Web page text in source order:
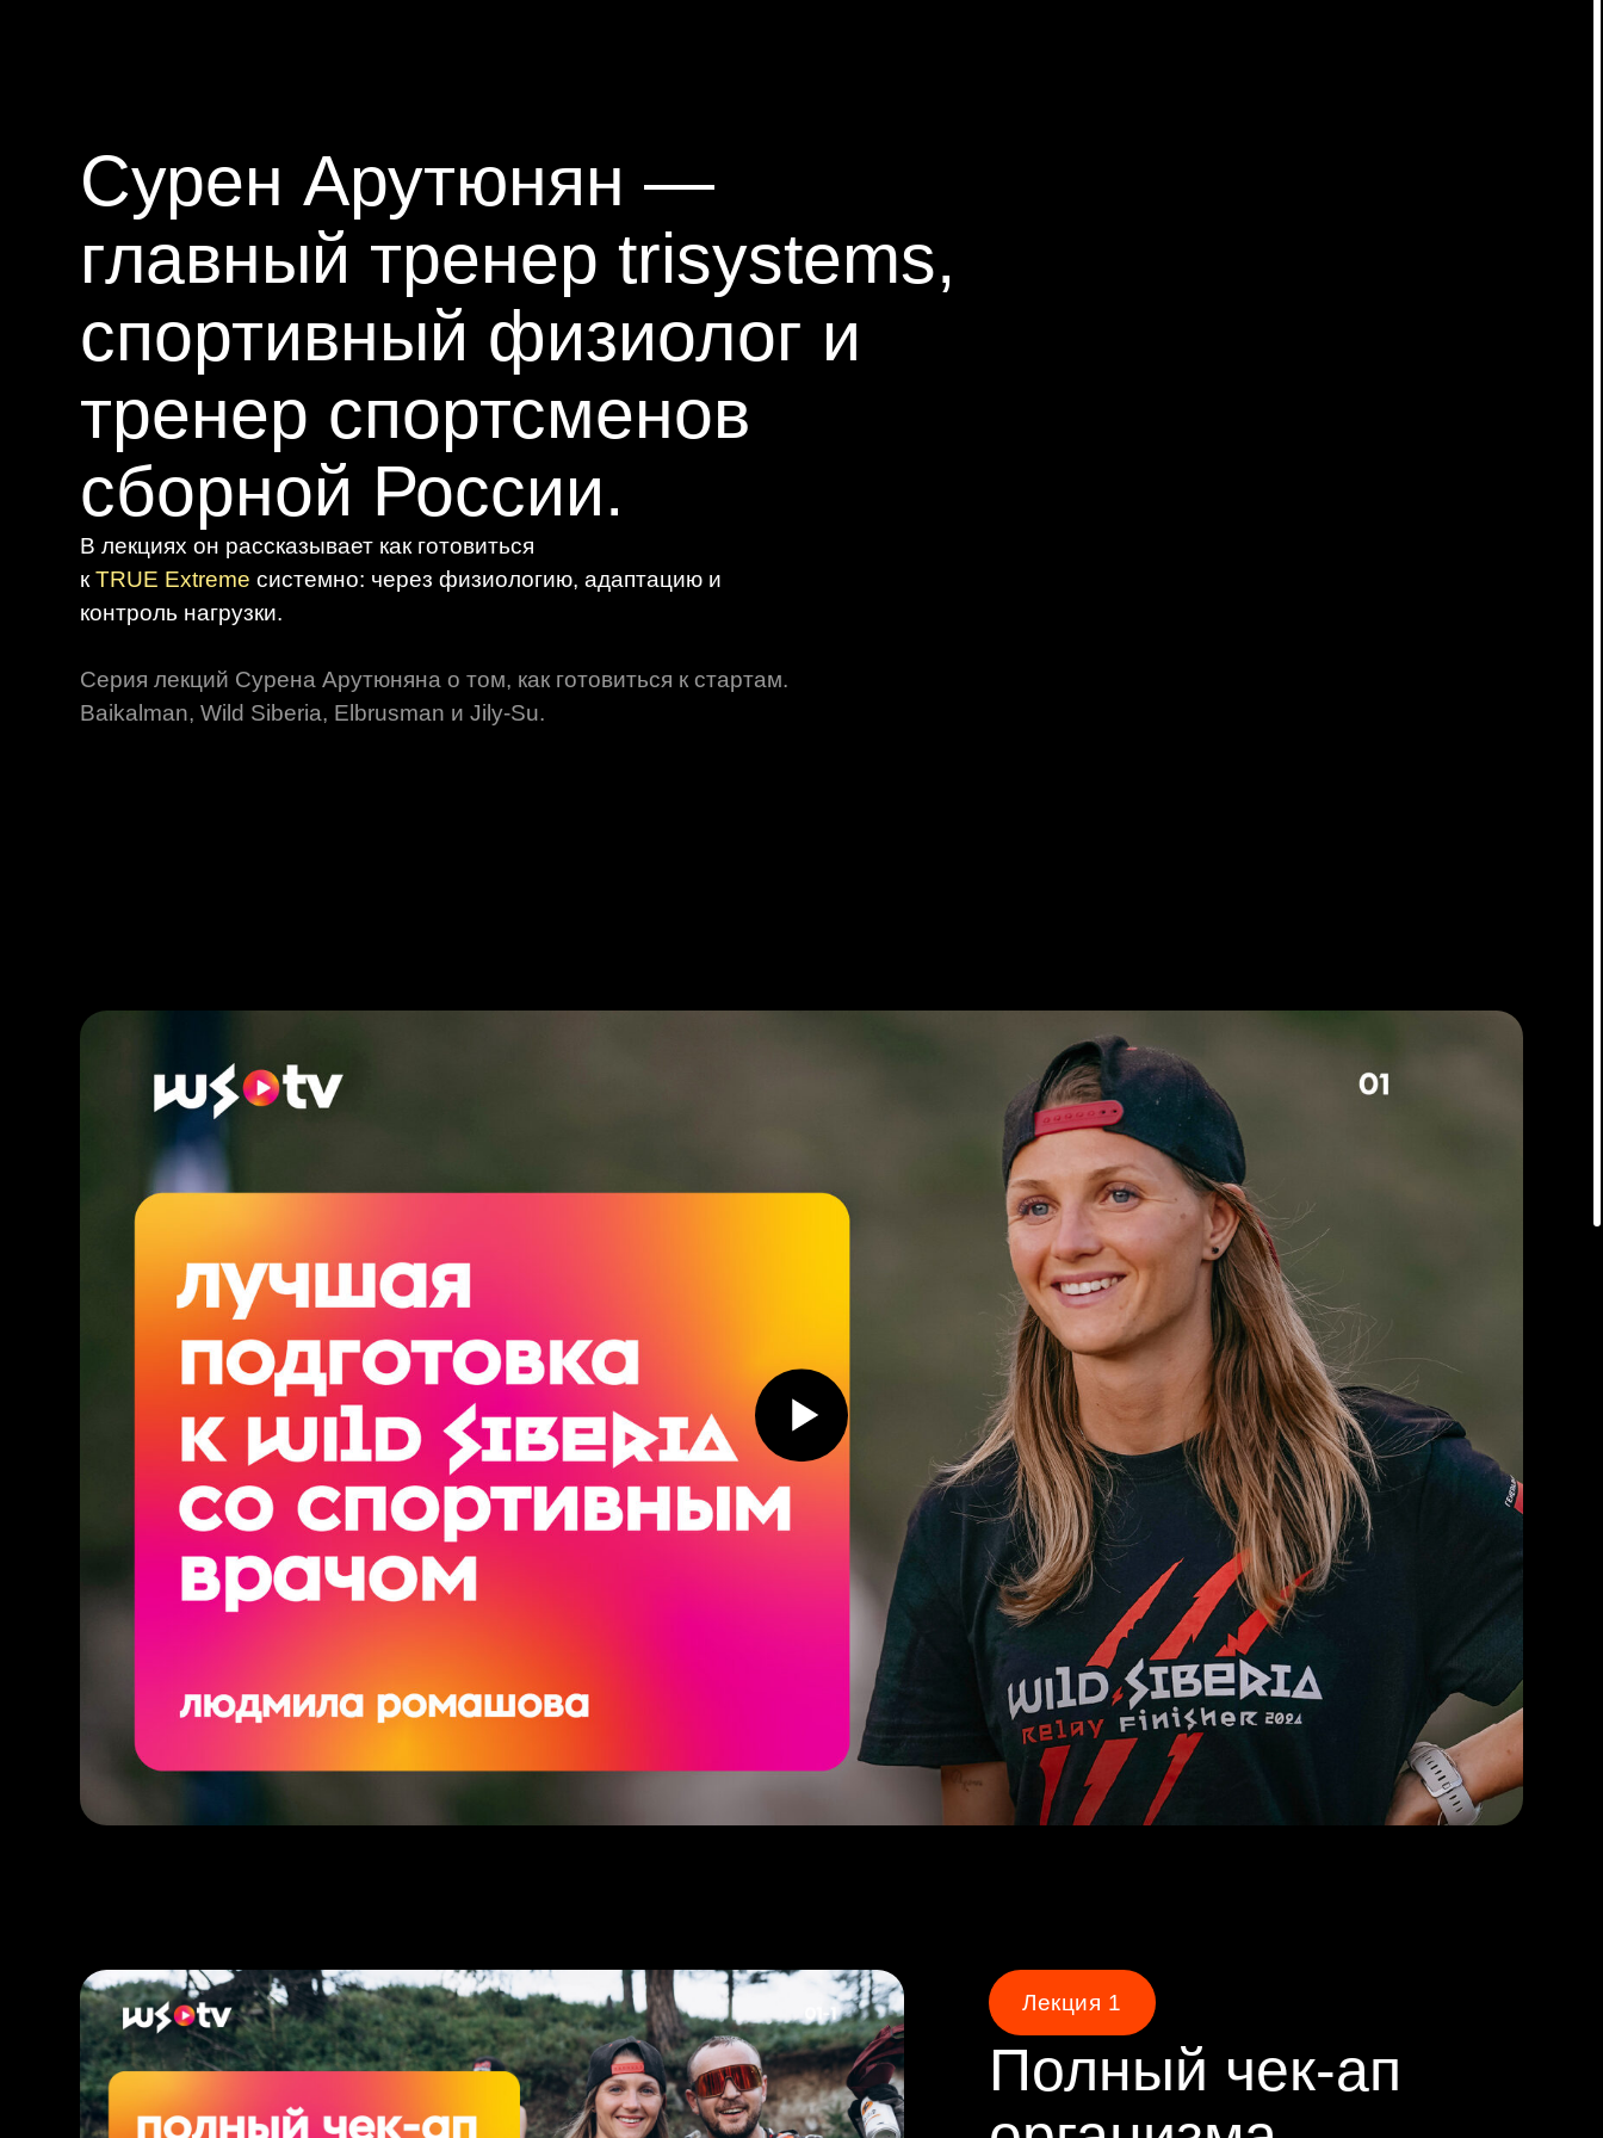
тренер спортсменов
сборной России.
В лекциях он рассказывает как готовиться
кTRUE Extreme системно: через физиологию, адаптацию и
контроль нагрузки.
Серия лекций Сурена Арутюняна о том, как готовиться к стартам.
Baikalman, Wild Siberia, Elbrusman и Jily-Su.
Лекция 1
Полный чек-ап
организма
Обследование, тестирование своего
организма. Что важно знать о себе до
гонки? Осознанная подготовка организма к
Список анализов для атлетов
.pdf